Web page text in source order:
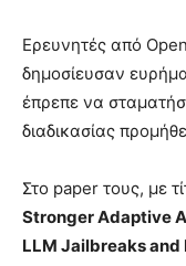
Ερευνητές από
δημοσίευσαν
έπρεπε να
διαδικασίας
Στο paper τους, με
Stronger Adaptive
LLM Jailbreaks